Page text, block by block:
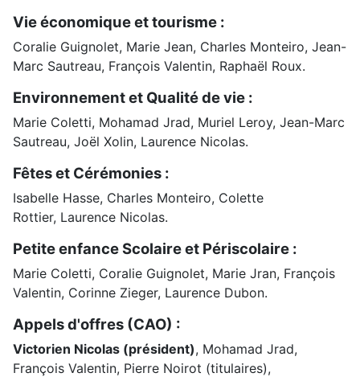
Vie économique et tourisme :
Coralie Guignolet, Marie Jean, Charles Monteiro, Jean-
Marc Sautreau, François Valentin, Raphaël Roux.
Environnement et Qualité de vie :
Marie Coletti, Mohamad Jrad, Muriel Leroy, Jean-Marc
Sautreau, Joël Xolin, Laurence Nicolas.
Fêtes et Cérémonies :
Isabelle Hasse, Charles Monteiro, Colette
Rottier, Laurence Nicolas.
Petite enfance Scolaire et Périscolaire :
Marie Coletti, Coralie Guignolet, Marie Jran, François
Valentin, Corinne Zieger, Laurence Dubon.
Appels d'offres (CAO) :
Victorien Nicolas (président), Mohamad Jrad,
François Valentin, Pierre Noirot (titulaires),